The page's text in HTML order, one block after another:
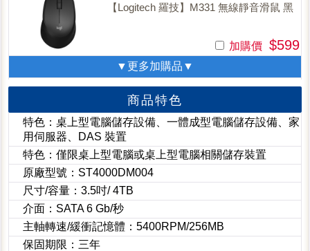
【Logitech 羅技】M331 無線靜音滑鼠 黑
加購價 $599
▼更多加購品▼
商品特色
特色：桌上型電腦儲存設備、一體成型電腦儲存設備、家
用伺服器、DAS 裝置
特色：僅限桌上型電腦或桌上型電腦相關儲存裝置
原廠型號：ST4000DM004
尺寸/容量：3.5吋/ 4TB
介面：SATA 6 Gb/秒
主軸轉速/緩衝記憶體：5400RPM/256MB
保固期限：三年